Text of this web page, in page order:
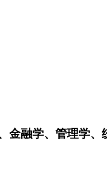
金融学、管理学